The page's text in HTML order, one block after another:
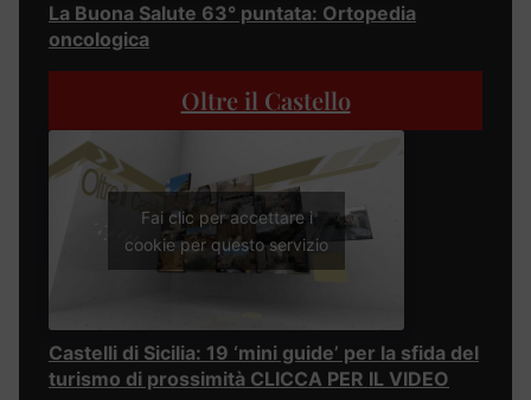
La Buona Salute 63° puntata: Ortopedia
oncologica
Oltre il Castello
Fai clic per accettare i
cookie per questo servizio
Castelli di Sicilia: 19 ‘mini guide’ per la sfida del
turismo di prossimità CLICCA PER IL VIDEO